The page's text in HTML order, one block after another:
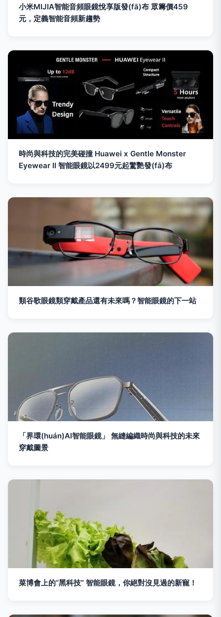
小米MIJIA智能音頻眼鏡悅享版發(fā)布 眾籌價459
元，定義智能音頻新趨勢
時尚與科技的完美碰撞 Huawei x Gentle Monster
Eyewear II 智能眼鏡以2499元起驚艷發(fā)布
類谷歌眼鏡類穿戴產品還有未來嗎？智能眼鏡的下一站
「界環(huán)AI智能眼鏡」 無縫編織時尚與科技的未來
穿戴圖景
菜博會上的“黑科技” 智能眼鏡，你絕對沒見過的新寵！